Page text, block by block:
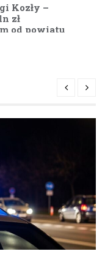
Kozły –
zł
od powiatu